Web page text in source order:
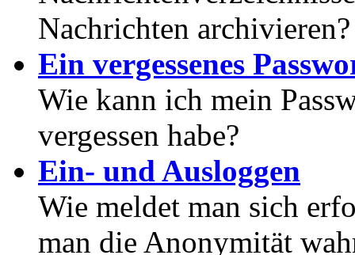
Nachrichten archivieren?
Ein vergessenes
Wie kann ich mein
vergessen habe?
Ein- und Ausloggen
Wie meldet man sich
man die Anonymität